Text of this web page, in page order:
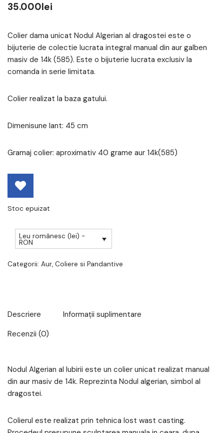
35.000lei
Colier dama unicat Nodul Algerian al dragostei este o
bijuterie de colectie lucrata integral manual din aur galben
masiv de 14k (585). Este o bijuterie lucrata exclusiv la
comanda in serie limitata.
Colier realizat la baza gatului.
Dimenisune lant: 45 cm
Gramaj colier: aproximativ 40 grame aur 14k(585)
Stoc epuizat
Leu românesc (lei) -
RON
Categorii: Aur, Coliere si Pandantive
Descriere
Informații suplimentare
Recenzii (0)
Nodul Algerian al Iubirii este un colier unicat realizat manual
din aur masiv de 14k. Reprezinta Nodul algerian, simbol al
dragostei.
Colierul este realizat prin tehnica lost wast casting.